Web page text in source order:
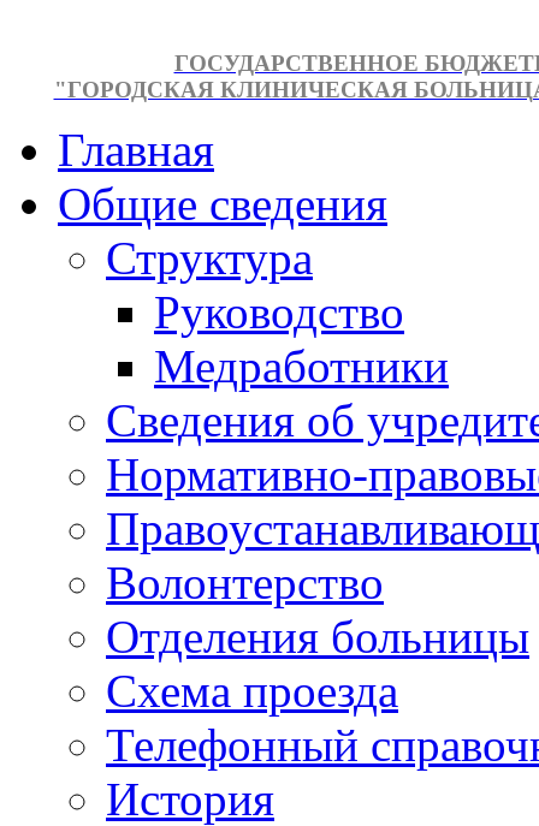
ГОСУДАРСТВЕННОЕ
"ГОРОДСКАЯ КЛИНИЧЕСКАЯ
Главная
Общие сведения
Структура
Руководство
Медработники
Сведения об
Нормативно-
Волонтерство
Отделения больницы
Схема проезда
Телефонный
История